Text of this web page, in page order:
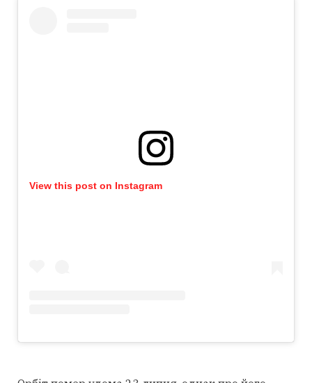
View this post on Instagram